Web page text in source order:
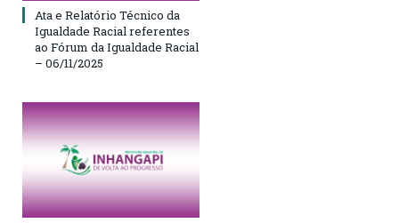
Ata e Relatório Técnico da
Igualdade Racial referentes
ao Fórum da Igualdade Racial
– 06/11/2025